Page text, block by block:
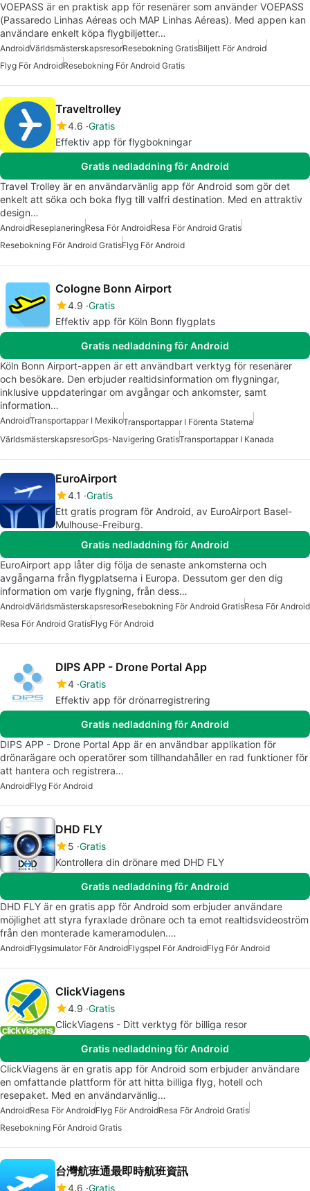
VOEPASS är en praktisk app för resenärer som använder VOEPASS
(Passaredo Linhas Aéreas och MAP Linhas Aéreas). Med appen kan
användare enkelt köpa flygbiljetter…
AndroidVärldsmästerskapsresorResebokning GratisBiljett För Android
Flyg För AndroidResebokning För Android Gratis
Traveltrolley
4.6 Gratis
Effektiv app för flygbokningar
Gratis nedladdning för Android
Travel Trolley är en användarvänlig app för Android som gör det
enkelt att söka och boka flyg till valfri destination. Med en attraktiv
design…
AndroidReseplaneringResa För AndroidResa För Android Gratis
Resebokning För Android GratisFlyg För Android
Cologne Bonn Airport
4.9 Gratis
Effektiv app för Köln Bonn flygplats
Gratis nedladdning för Android
Köln Bonn Airport-appen är ett användbart verktyg för resenärer
och besökare. Den erbjuder realtidsinformation om flygningar,
inklusive uppdateringar om avgångar och ankomster, samt
information…
AndroidTransportappar I MexikoTransportappar I Förenta Staterna
VärldsmästerskapsresorGps-Navigering GratisTransportappar I Kanada
EuroAirport
4.1 Gratis
Ett gratis program för Android, av EuroAirport Basel-
Mulhouse-Freiburg.
Gratis nedladdning för Android
EuroAirport app låter dig följa de senaste ankomsterna och
avgångarna från flygplatserna i Europa. Dessutom ger den dig
information om varje flygning, från dess…
AndroidVärldsmästerskapsresorResebokning För Android GratisResa För Android
Resa För Android GratisFlyg För Android
DIPS APP - Drone Portal App
4 Gratis
Effektiv app för drönarregistrering
Gratis nedladdning för Android
DIPS APP - Drone Portal App är en användbar applikation för
drönarägare och operatörer som tillhandahåller en rad funktioner för
att hantera och registrera…
AndroidFlyg För Android
DHD FLY
5 Gratis
Kontrollera din drönare med DHD FLY
Gratis nedladdning för Android
DHD FLY är en gratis app för Android som erbjuder användare
möjlighet att styra fyraxlade drönare och ta emot realtidsvideoström
från den monterade kameramodulen.…
AndroidFlygsimulator För AndroidFlygspel För AndroidFlyg För Android
ClickViagens
4.9 Gratis
ClickViagens - Ditt verktyg för billiga resor
Gratis nedladdning för Android
ClickViagens är en gratis app för Android som erbjuder användare
en omfattande plattform för att hitta billiga flyg, hotell och
resepaket. Med en användarvänlig…
AndroidResa För AndroidFlyg För AndroidResa För Android Gratis
Resebokning För Android Gratis
台灣航班通最即時航班資訊
4.6 Gratis